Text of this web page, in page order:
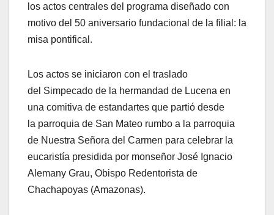
los actos centrales del programa diseñado con
motivo del 50 aniversario fundacional de la filial: la
misa pontifical.
Los actos se iniciaron con el traslado
del Simpecado de la hermandad de Lucena en
una comitiva de estandartes que partió desde
la parroquia de San Mateo rumbo a la parroquia
de Nuestra Señora del Carmen para celebrar la
eucaristía presidida por monseñor José Ignacio
Alemany Grau, Obispo Redentorista de
Chachapoyas (Amazonas).